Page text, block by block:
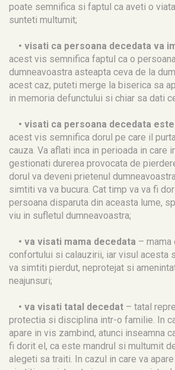
poate semnifica si faptul ca aveti o
sunteti multumit;
• visati ca persoana decedata va
acest vis semnifica faptul ca o
dumneavoastra asteapta ceva de la
acest caz, puteti merge la biserica sa
in memoria defunctului si chiar sa dati
• visati ca persoana decedata
acest vis semnifica dorul pe care il
cauza. Va aflati inca in perioada in care
gestionati durerea provocata de
dorul va deveni prietenul
simtiti va va bucura. Cat timp va va fi
persoana disparuta din aceasta lume,
viu in sufletul dumneavoastra;
• va visati mama decedata –
confortului si calauzirii, iar visul acesta
va simtiti pierdut, neprotejat si
neajunsuri;
• va visati tatal decedat – tatal
protectia si disciplina intr-o familie. In
apare in vis zambind, atunci inseamna
fi dorit el, ca este mandrul si multumit
alegeti sa traiti. In cazul in care va